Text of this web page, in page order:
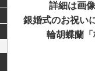
詳細は画
銀婚式のお祝い
輪胡蝶蘭「